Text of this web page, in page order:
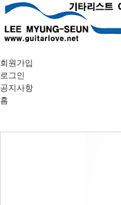
회원가입
로그인
공지사항
홈